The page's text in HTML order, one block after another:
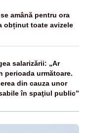
amână pentru ora
obținut toate avizele
salarizării: „Ar
perioada următoare.
din cauza unor
în spaţiul public”